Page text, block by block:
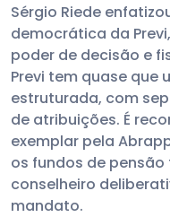
Sérgio Riede
democrática da
poder de decisão e
Previ tem quase que
estruturada, com
de atribuições. É
exemplar pela
os fundos de pensão
conselheiro
mandato.